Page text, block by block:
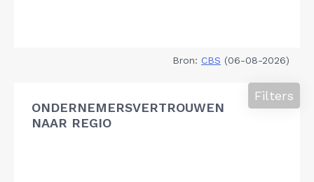
Bron: CBS (06-08-2026)
ONDERNEMERSVERTROUWEN
NAAR REGIO
Filters